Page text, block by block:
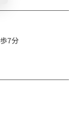
があり、観
華街や横浜
ファッショ
7分